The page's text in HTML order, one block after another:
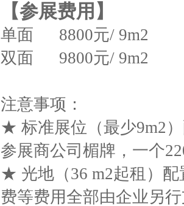
【参展费用】
单面 8800元/ 9m2
双面 9800元/ 9m2
注意事项：
★ 标准展位（最少9m2
参展商公司楣牌，一个
★ 光地（36 m2起租）
费等费用全部由企业另